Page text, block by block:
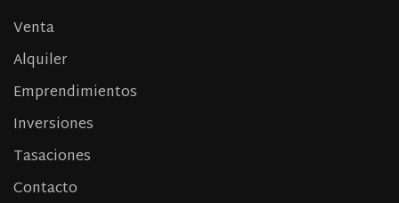
Venta
Alquiler
Emprendimientos
Inversiones
Tasaciones
Contacto